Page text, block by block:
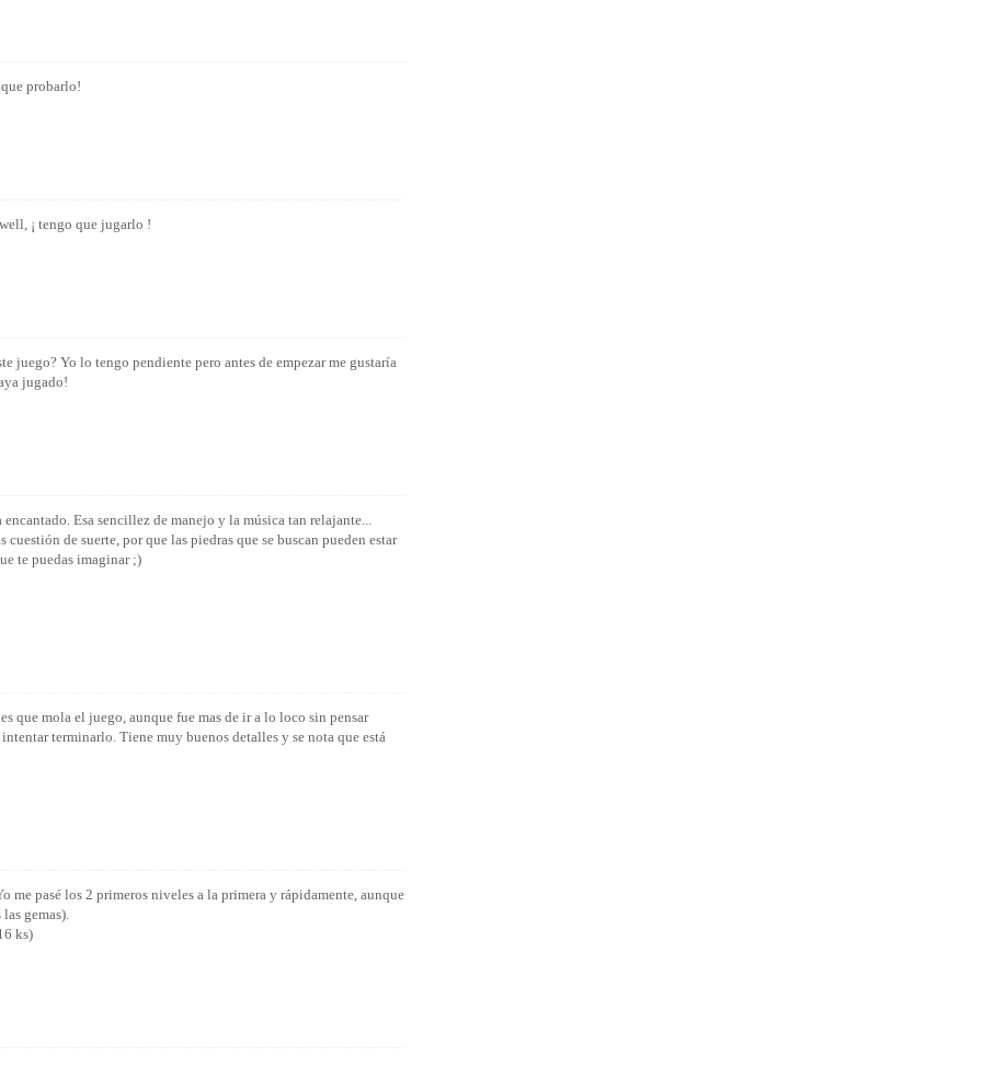
probarlo!
¡ tengo que jugarlo !
juego? Yo lo tengo pendiente pero antes de empezar me gustaría
jugado!
Esa sencillez de manejo y la música tan relajante...
de suerte, por que las piedras que se buscan pueden estar
te puedas imaginar ;)
que mola el juego, aunque fue mas de ir a lo loco sin pensar
terminarlo. Tiene muy buenos detalles y se nota que está
me pasé los 2 primeros niveles a la primera y rápidamente, aunque
gemas).
ks)